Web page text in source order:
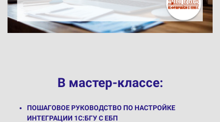
В мастер-классе:
ПОШАГОВОЕ РУКОВОДСТВО ПО НАСТРОЙКЕ
ИНТЕГРАЦИИ 1С:БГУ С ЕБП